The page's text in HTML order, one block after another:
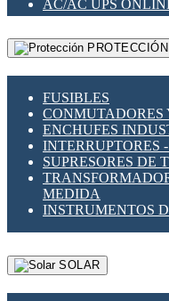
MESHTASTIC
AC/AC UPS
PROTECCIÓN
FUSIBLES
CONMUTADORES
ENCHUFES
INTERRUPTORES
SUPRESORES DE
MEDIDA
INSTRUMENTOS
SOLAR